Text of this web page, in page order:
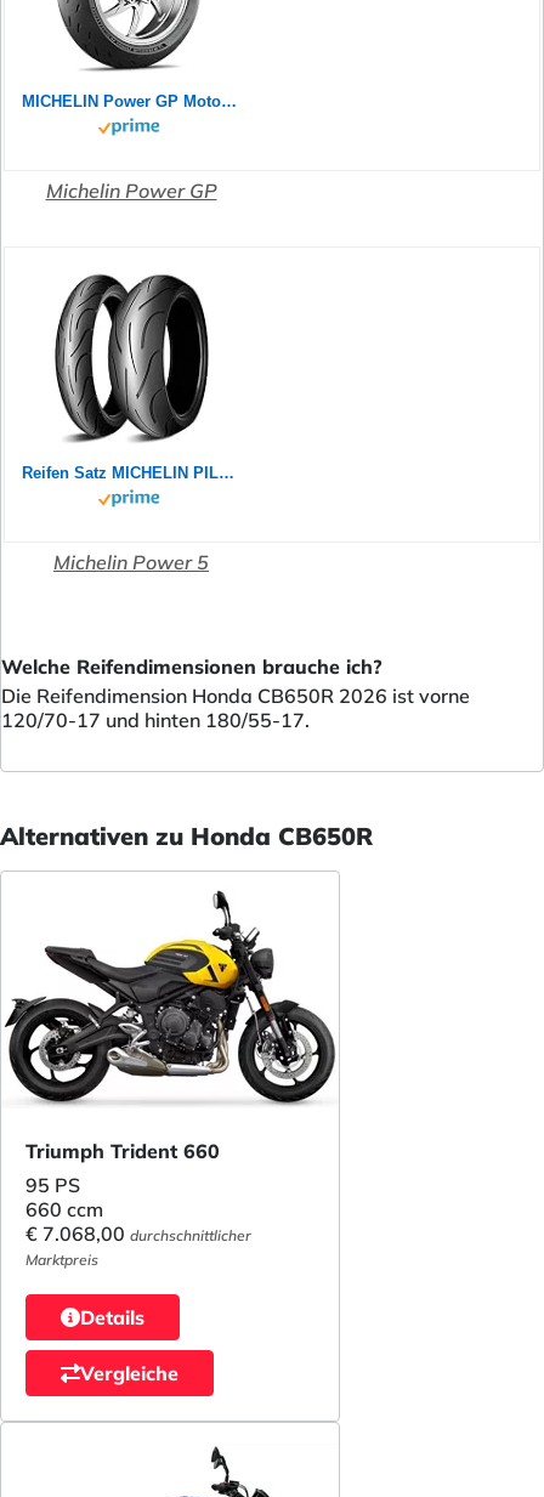
MICHELIN Power GP Motorradreifen 120/70ZR17 (58W) Vorderrad
Michelin Power GP
Reifen Satz MICHELIN PILOT POWER 2CT 180/55 ZR17 73W + 120/70 ZR17 58W Motorradreifen Set
Michelin Power 5
Welche Reifendimensionen brauche ich?
Die Reifendimension Honda CB650R 2026 ist vorne
120/70-17 und hinten 180/55-17.
Alternativen zu Honda CB650R
Triumph Trident 660
95 PS
660 ccm
€ 7.068,00 durchschnittlicher
Marktpreis
Details
Vergleiche